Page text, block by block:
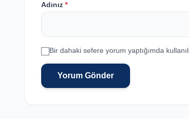
Adınız *
Bir dahaki sefere yorum yaptığımda
Yorum Gönder